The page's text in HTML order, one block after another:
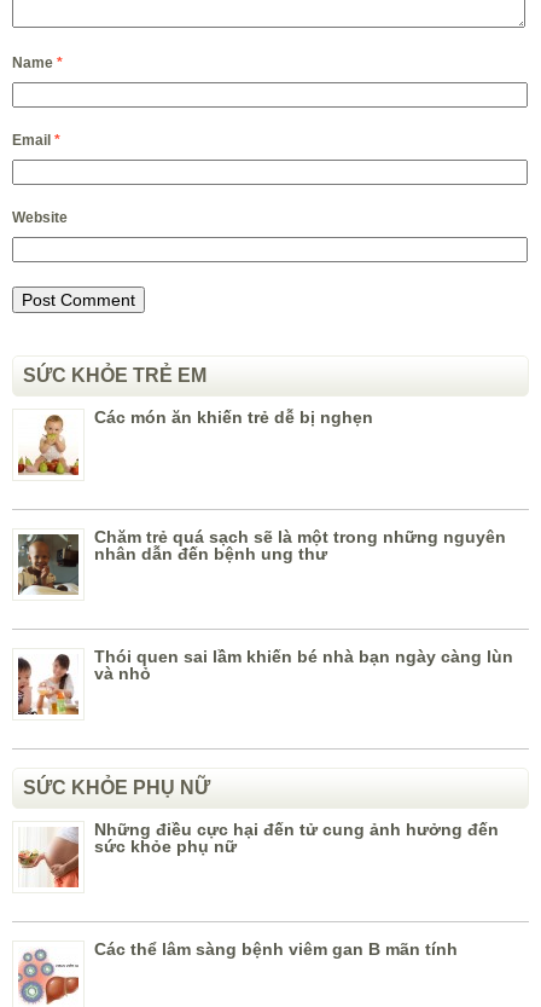
Name *
Email *
Website
SỨC KHỎE TRẺ EM
Các món ăn khiến trẻ dễ bị nghẹn
Chăm trẻ quá sạch sẽ là một trong những nguyên
nhân dẫn đến bệnh ung thư
Thói quen sai lầm khiến bé nhà bạn ngày càng lùn
và nhỏ
SỨC KHỎE PHỤ NỮ
Những điều cực hại đến tử cung ảnh hưởng đến
sức khỏe phụ nữ
Các thể lâm sàng bệnh viêm gan B mãn tính